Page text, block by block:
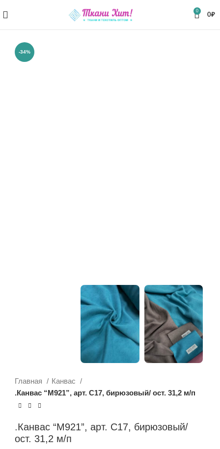
0
0₽
-34%
Главная
Канвас
.Канвас “М921”, арт. С17, бирюзовый/ ост. 31,2 м/п
.Канвас “М921”, арт. С17, бирюзовый/
ост. 31,2 м/п